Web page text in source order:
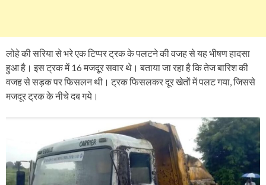
लोहे की सरिया से भरे एक टिप्‍पर ट्रक के पलटने की वजह से यह भीषण हादसा
हुआ है। इस ट्रक में 16 मजदूर सवार थे। बताया जा रहा है कि तेज बारिश की
वजह से सड़क पर फिसलन थी। ट्रक फिसलकर दूर खेतों में पलट गया, जिससे
मजदूर ट्रक के नीचे दब गये।